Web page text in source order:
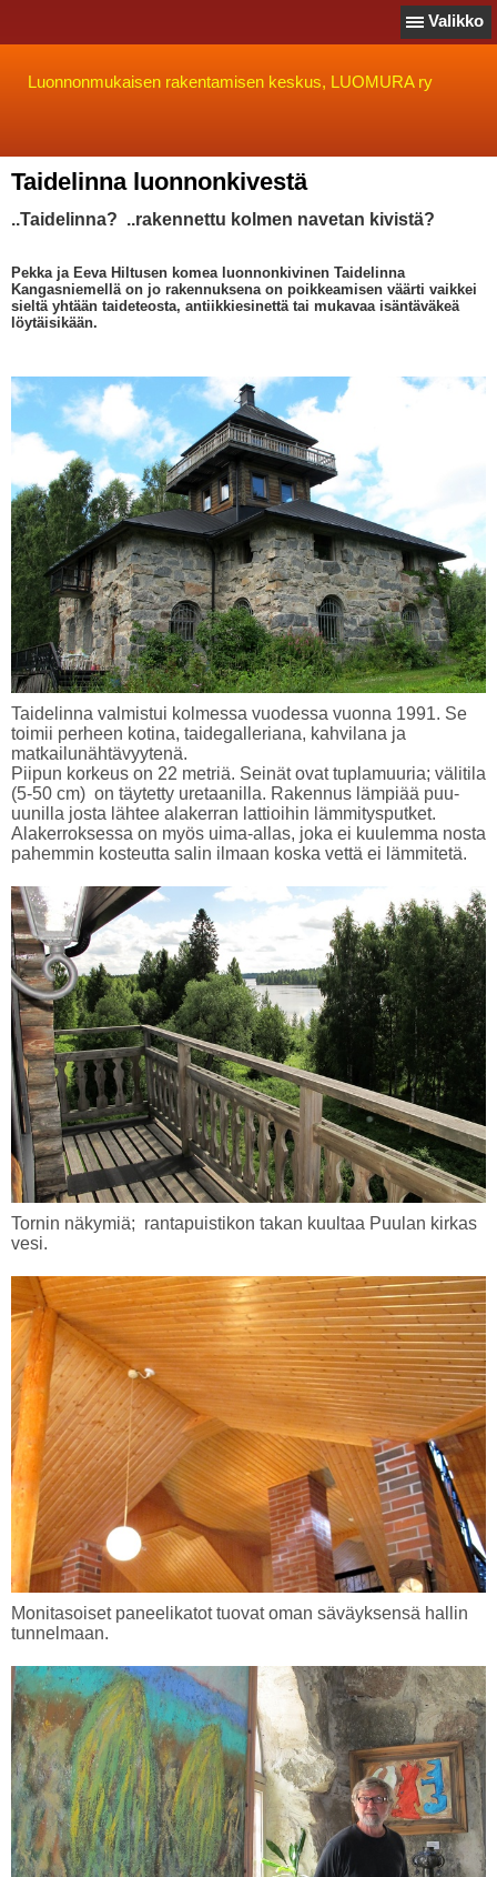
Valikko
Luonnonmukaisen rakentamisen keskus, LUOMURA ry
Taidelinna luonnonkivestä
..Taidelinna? ..rakennettu kolmen navetan kivistä?
Pekka ja Eeva Hiltusen komea luonnonkivinen Taidelinna
Kangasniemellä on jo rakennuksena on poikkeamisen väärti vaikkei
sieltä yhtään taideteosta, antiikkiesinettä tai mukavaa isäntäväkeä
löytäisikään.
Taidelinna valmistui kolmessa vuodessa vuonna 1991. Se
toimii perheen kotina, taidegalleriana, kahvilana ja
matkailunähtävyytenä.
Piipun korkeus on 22 metriä. Seinät ovat tuplamuuria; välitila
(5-50 cm) on täytetty uretaanilla. Rakennus lämpiää puu-
uunilla josta lähtee alakerran lattioihin lämmitysputket.
Alakerroksessa on myös uima-allas, joka ei kuulemma nosta
pahemmin kosteutta salin ilmaan koska vettä ei lämmitetä.
Tornin näkymiä; rantapuistikon takan kuultaa Puulan kirkas
vesi.
Monitasoiset paneelikatot tuovat oman säväyksensä hallin
tunnelmaan.